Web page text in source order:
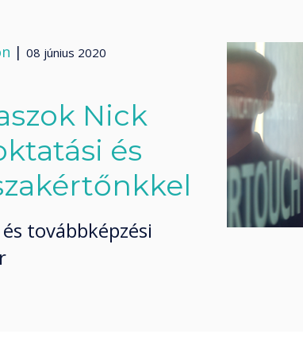
| 08 június 2020
Nick
és
továbbképzési